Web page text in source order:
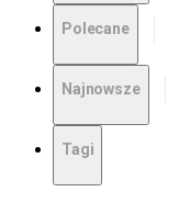
Polecane
Najnowsze
Tagi